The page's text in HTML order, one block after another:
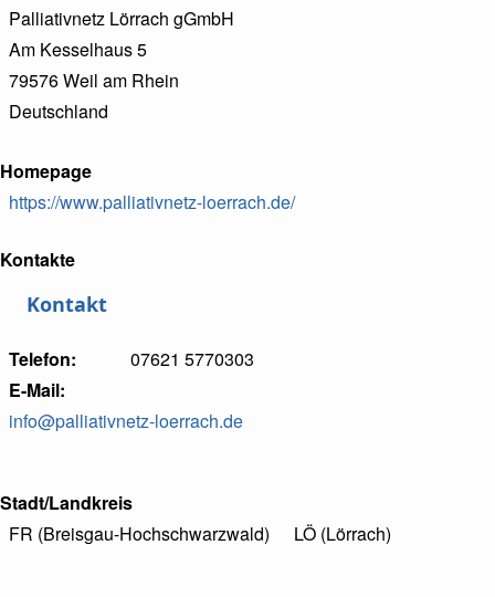
Palliativnetz Lörrach gGmbH
Am Kesselhaus 5
79576Weil am Rhein
Deutschland
Homepage
https://www.palliativnetz-loerrach.de/
Kontakte
Kontakt
Telefon
07621 5770303
E-Mail
info@palliativnetz-loerrach.de
Stadt/Landkreis
FR (Breisgau-Hochschwarzwald)
LÖ (Lörrach)